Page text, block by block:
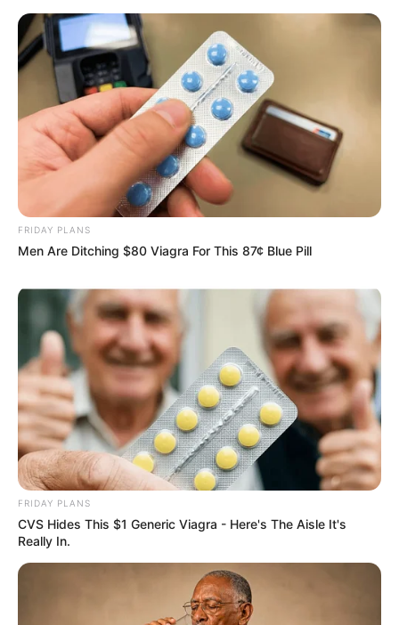
FRIDAY PLANS
Men Are Ditching $80 Viagra For This 87¢ Blue Pill
FRIDAY PLANS
CVS Hides This $1 Generic Viagra - Here's The Aisle It's
Really In.